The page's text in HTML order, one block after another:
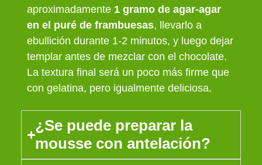
aproximadamente 1 gramo de agar-agar
en el puré de frambuesas, llevarlo a
ebullición durante 1-2 minutos, y luego dejar
templar antes de mezclar con el chocolate.
La textura final será un poco más firme que
con gelatina, pero igualmente deliciosa.
¿Se puede preparar la
mousse con antelación?